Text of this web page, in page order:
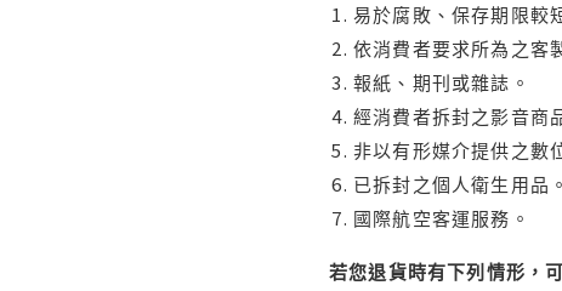
易於腐敗、保存期限較
依消費者要求所為之客
報紙、期刊或雜誌。
經消費者拆封之影音商
非以有形媒介提供之數
已拆封之個人衛生用品
國際航空客運服務。
若您退貨時有下列情形，